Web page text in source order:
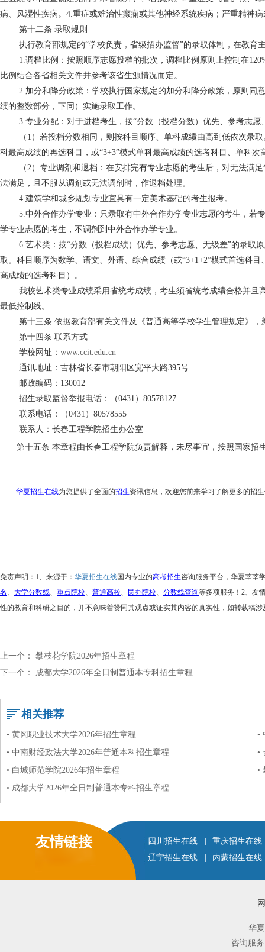
病、风湿性疾病。4.重症或难治性癫痫或其他神经系统疾病；严重精神
第十二条 录取规则
执行教育部规定的“学校负责，省级招办监督”的录取体制，在教育
1.调档比例：按照顺序志愿投档的批次，调档比例原则上控制在
比例结合各省相关文件并参考该省生源情况而定。
2.加分和降分政策：学校执行国家规定的加分和降分政策，原则同
绩的整数部分，下同）实施录取工作。
3.专业分配：对于进档考生，按“分数（投档分数）优先、参考志愿
（ 1）若投档分数相同，则按科目顺序、单科成绩由高到低依次录
科最高成绩的再选科目，或“3+3”模式单科最高成绩的选考科目、单科次
（2）专业调剂和退档：在安排完有专业志愿的考生后，对无法满
法满足，且不服从调剂或无法调剂时，作退档处理。
4.建筑学和城乡规划专业宜具有一定美术基础的考生报考。
5.中外合作办学专业：只录取有中外合作办学专业志愿的考生，若
学专业志愿的考生，不调剂到中外合作办学专业。
6.艺术类：按“分数（投档成绩）优先、参考志愿、无级差”的录取
取。科目顺序为数学、语文、外语、综合成绩（或“3+1+2”模式首选科
高成绩的选考科目）。
我校艺术类专业成绩采用省统考成绩，考生须省统考成绩合格并
最低控制线。
第十三条 依据教育部有关文件及《普通高等学校学生管理规定》
第十四条 联系方式
学校网址： www.ccit.edu.cn
通讯地址：吉林省长春市朝阳区宽平大路395号
邮政编码： 130012
招生录取监督举报电话：（0431）80578127
联系电话：（0431）80578555
联系人：长春工程学院招生办公室
第十五条 本章程由长春工程学院负责解释，未尽事宜，按照国家招
华夏招生在线为您提供了全面的招生资讯信息，欢迎您前来学习了解更多的招
免责声明： 1、来源于： 华夏招生在线国内专业的高考招生咨询服务平台，华夏莘莘
名 、 大学分数线、 重点院校、 普通高校、 民办院校、 分数线查询等多项服务！ 2、友
性的教育和科研之目的，并不意味着赞同其观点或证实其内容的真实性，如转载稿
上一个： 攀枝花学院2026年招生章程
下一个： 成都大学2026年全日制普通本专科招生章程
相关推荐
• 黄冈职业技术大学2026年招生章程
•
• 中南财经政法大学2026年普通本科招生章程
•
• 白城师范学院2026年招生章程
•
• 成都大学2026年全日制普通本专科招生章程
友情链接 四川招生在线 重庆招生在线
辽宁招生在线
内蒙招生在线
华
咨询服